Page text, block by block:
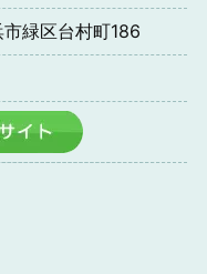
緑区台村町186